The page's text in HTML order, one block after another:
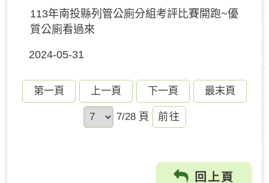
113年南投縣列管公廁分組考評比賽開跑~優
質公廁看過來
2024-05-31
第一頁 上一頁 下一頁 最末頁
7/28 頁
前
往
回上頁